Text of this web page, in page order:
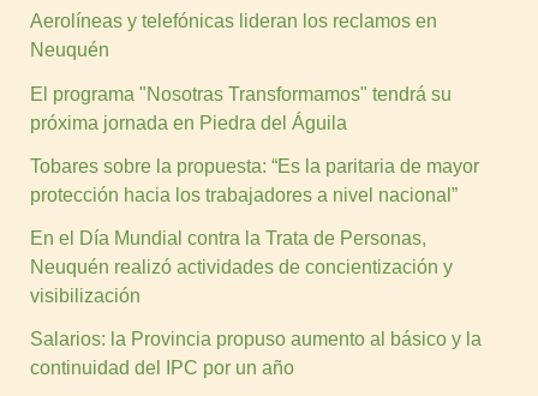
Aerolíneas y telefónicas lideran los reclamos en
Neuquén
El programa "Nosotras Transformamos" tendrá su
próxima jornada en Piedra del Águila
Tobares sobre la propuesta: “Es la paritaria de mayor
protección hacia los trabajadores a nivel nacional”
En el Día Mundial contra la Trata de Personas,
Neuquén realizó actividades de concientización y
visibilización
Salarios: la Provincia propuso aumento al básico y la
continuidad del IPC por un año